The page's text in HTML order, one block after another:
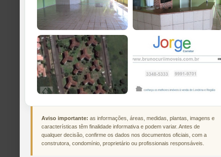
Aviso importante: as informações, áreas, medidas, plantas, imagens e
características têm finalidade informativa e podem variar. Antes de
qualquer decisão, confirme os dados nos documentos oficiais, com a
construtora, condomínio, proprietário ou profissionais responsáveis.